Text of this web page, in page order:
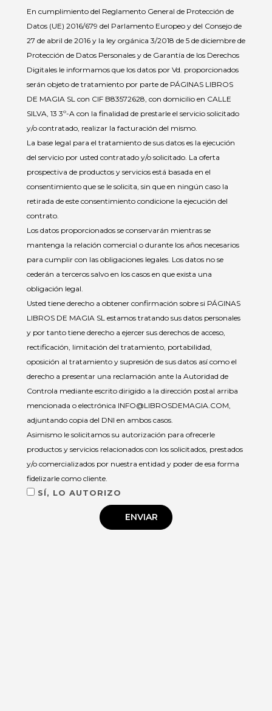
En cumplimiento del Reglamento General de Protección de
Datos (UE) 2016/679 del Parlamento Europeo y del Consejo de
27 de abril de 2016 y la ley orgánica 3/2018 de 5 de diciembre de
Protección de Datos Personales y de Garantía de los Derechos
Digitales le informamos que los datos por Vd. proporcionados
serán objeto de tratamiento por parte de PÁGINAS LIBROS
DE MAGIA SL con CIF B83572628, con domicilio en CALLE
SILVA, 13 3º-A con la finalidad de prestarle el servicio solicitado
y/o contratado, realizar la facturación del mismo.
La base legal para el tratamiento de sus datos es la ejecución
del servicio por usted contratado y/o solicitado. La oferta
prospectiva de productos y servicios está basada en el
consentimiento que se le solicita, sin que en ningún caso la
retirada de este consentimiento condicione la ejecución del
contrato.
Los datos proporcionados se conservarán mientras se
mantenga la relación comercial o durante los años necesarios
para cumplir con las obligaciones legales. Los datos no se
cederán a terceros salvo en los casos en que exista una
obligación legal.
Usted tiene derecho a obtener confirmación sobre si PÁGINAS
LIBROS DE MAGIA SL estamos tratando sus datos personales
y por tanto tiene derecho a ejercer sus derechos de acceso,
rectificación, limitación del tratamiento, portabilidad,
oposición al tratamiento y supresión de sus datos así como el
derecho a presentar una reclamación ante la Autoridad de
Controla mediante escrito dirigido a la dirección postal arriba
mencionada o electrónica INFO@LIBROSDEMAGIA.COM,
adjuntando copia del DNI en ambos casos.
Asimismo le solicitamos su autorización para ofrecerle
productos y servicios relacionados con los solicitados, prestados
y/o comercializados por nuestra entidad y poder de esa forma
fidelizarle como cliente.
SÍ, LO AUTORIZO
ENVIAR